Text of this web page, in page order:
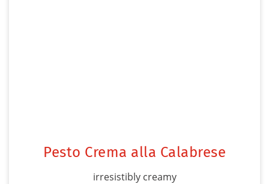
Pesto Crema alla Calabrese
irresistibly creamy